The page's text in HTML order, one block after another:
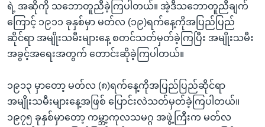
ရဲ့ အဆိုကို သဘောတူညီခဲ့ကြပါတယ်။ အဲ့ဒီသဘောတူညီချက်
ကြောင့် ၁၉၁၁ ခုနှစ်မှာ မတ်လ (၁၉)ရက်နေ့ကိုအပြည်ပြည်
ဆိုင်ရာ အမျိုးသမီးများနေ့ စတင်သတ်မှတ်ခဲ့ကြပြီး အမျိုးသမီး
အခွင့်အရေးအတွက် တောင်းဆိုခဲ့ကြပါတယ်။
၁၉၁၃ မှာတော့ မတ်လ (၈)ရက်နေ့ကိုအပြည်ပြည်ဆိုင်ရာ
အမျိုးသမီးများနေ့အဖြစ် ပြောင်းလဲသတ်မှတ်ခဲ့ကြပါတယ်။
၁၉၇၅ ခုနှစ်မှာတော့ ကမ္ဘာ့ကုလသမဂ္ဂ အဖွဲ့ကြီးက မတ်လ